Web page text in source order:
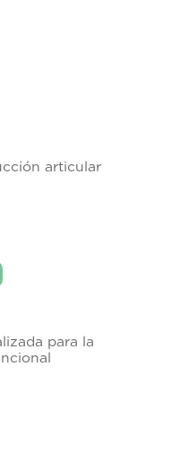
articular
para la